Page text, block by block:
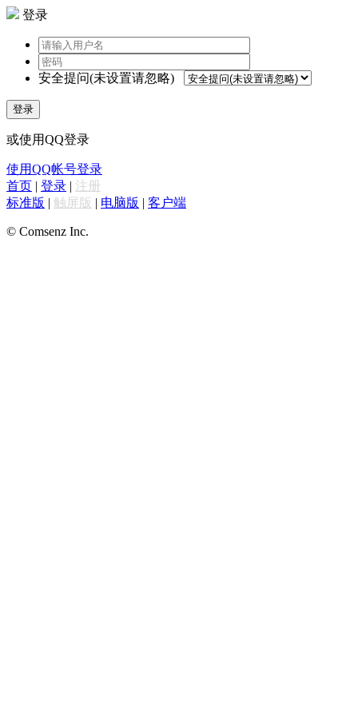
登录
安全提问(未设置请忽略)
登录
或使用QQ登录
使用QQ帐号登录
首页 | 登录 | 注册
标准版 | 触屏版 | 电脑版 | 客户端
© Comsenz Inc.